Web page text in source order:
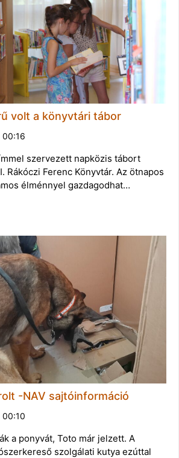
volt a könyvtári tábor
00:16
szervezett napközis tábort
Rákóczi Ferenc Könyvtár. Az ötnapos
élménnyel gazdagodhat…
-NAV sajtóinformáció
00:10
a ponyvát, Toto már jelzett. A
szolgálati kutya ezúttal